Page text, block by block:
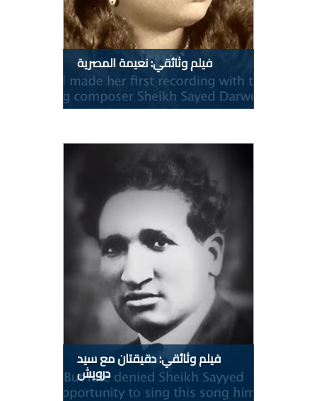
فيلم وثائقي: نعيمة المصرية
فيلم وثائقي: دقيقتان مع سيد
درويش